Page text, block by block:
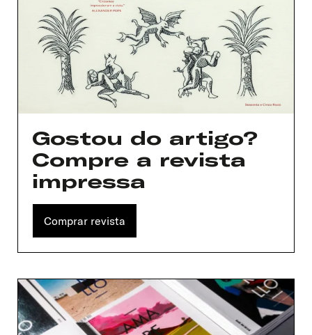
Gostou do artigo?
Compre a revista
impressa
Comprar revista